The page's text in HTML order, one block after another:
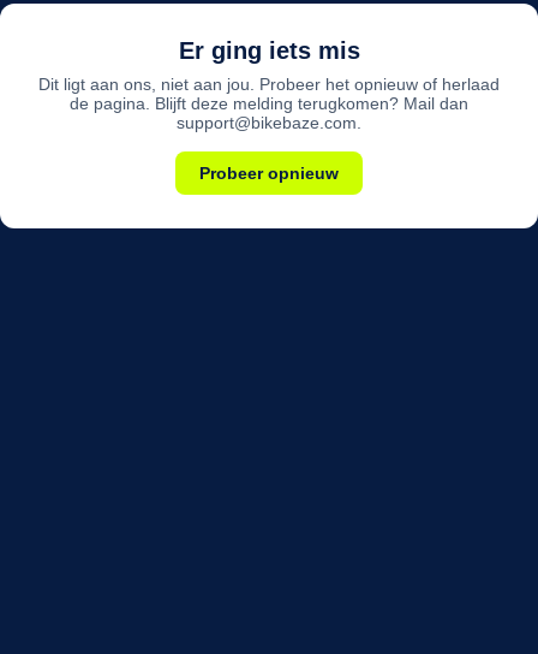
Er ging iets mis
Dit ligt aan ons, niet aan jou. Probeer het opnieuw of herlaad
de pagina. Blijft deze melding terugkomen? Mail dan
support@bikebaze.com.
Probeer opnieuw